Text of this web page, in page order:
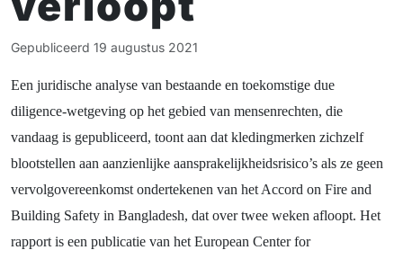
Gepubliceerd 19 augustus 2021
Een juridische analyse van bestaande en toekomstige due
diligence-wetgeving op het gebied van mensenrechten, die
vandaag is gepubliceerd, toont aan dat kledingmerken zichzelf
blootstellen aan aanzienlijke aansprakelijkheidsrisico’s als ze geen
vervolgovereenkomst ondertekenen van het Accord on Fire and
Building Safety in Bangladesh, dat over twee weken afloopt. Het
rapport is een publicatie van het European Center for